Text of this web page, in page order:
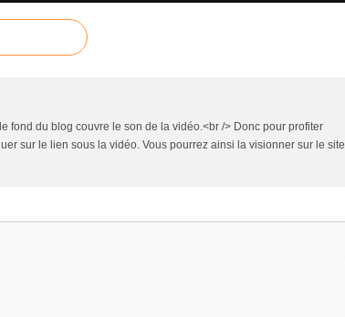
fond du blog couvre le son de la vidéo.<br /> Donc pour profiter
sur le lien sous la vidéo. Vous pourrez ainsi la visionner sur le site